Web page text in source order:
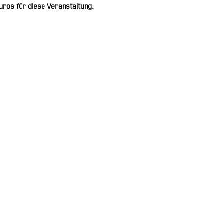
für diese Veranstaltung.